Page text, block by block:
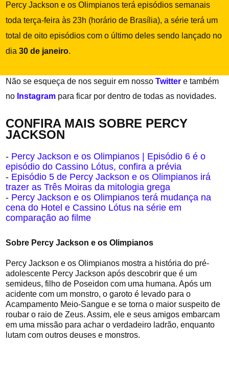
Percy Jackson e os Olimpianos terá episódios semanais
toda terça-feira às 23h (horário de Brasília), a série terá um
total de oito episódios com o último deles sendo lançado no
dia30 de janeiro.
Não se esqueça de nos seguir em nossoTwitter e também
no Instagram para ficar por dentro de todas as novidades.
CONFIRA MAIS SOBRE PERCY
JACKSON
- Percy Jackson e os Olimpianos | Episódio 6 é o
episódio do Cassino Lótus, confira a prévia
- Episódio 5 de Percy Jackson e os Olimpianos irá
trazer as Três Moiras da mitologia grega
- Percy Jackson e os Olimpianos terá mudança na
cena do Hotel e Cassino Lótus na série em
comparação ao filme
Sobre Percy Jackson e os Olimpianos
Percy Jackson e os Olimpianos mostra a história do pré-
adolescente Percy Jackson após descobrir que é um
semideus, filho de Poseidon com uma humana. Após um
acidente com um monstro, o garoto é levado para o
Acampamento Meio-Sangue e se torna o maior suspeito de
roubar o raio de Zeus. Assim, ele e seus amigos embarcam
em uma missão para achar o verdadeiro ladrão, enquanto
lutam com outros deuses e monstros.